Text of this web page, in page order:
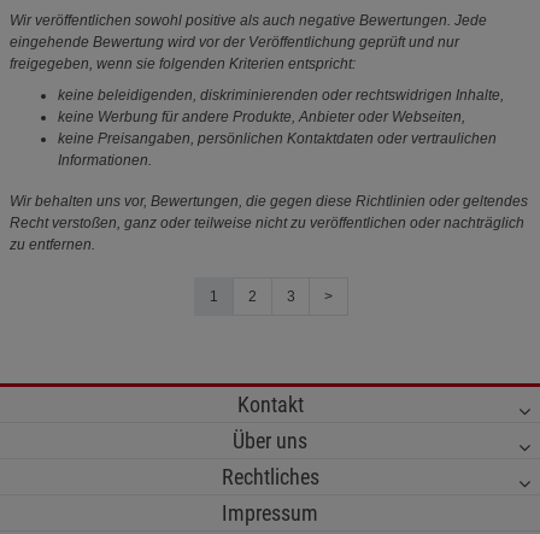
Wir veröffentlichen sowohl positive als auch negative Bewertungen. Jede
eingehende Bewertung wird vor der Veröffentlichung geprüft und nur
freigegeben, wenn sie folgenden Kriterien entspricht:
keine beleidigenden, diskriminierenden oder rechtswidrigen Inhalte,
keine Werbung für andere Produkte, Anbieter oder Webseiten,
keine Preisangaben, persönlichen Kontaktdaten oder vertraulichen
Informationen.
Wir behalten uns vor, Bewertungen, die gegen diese Richtlinien oder geltendes
Recht verstoßen, ganz oder teilweise nicht zu veröffentlichen oder nachträglich
zu entfernen.
1 2 3 >
Kontakt
Über uns
Rechtliches
Impressum